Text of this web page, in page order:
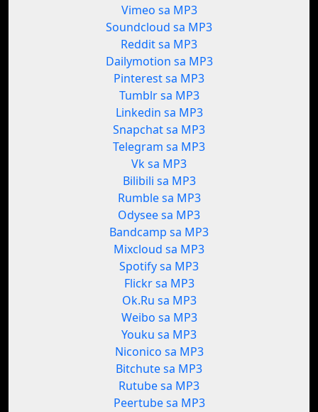
Vimeo sa MP3
Soundcloud sa MP3
Reddit sa MP3
Dailymotion sa MP3
Pinterest sa MP3
Tumblr sa MP3
Linkedin sa MP3
Snapchat sa MP3
Telegram sa MP3
Vk sa MP3
Bilibili sa MP3
Rumble sa MP3
Odysee sa MP3
Bandcamp sa MP3
Mixcloud sa MP3
Spotify sa MP3
Flickr sa MP3
Ok.Ru sa MP3
Weibo sa MP3
Youku sa MP3
Niconico sa MP3
Bitchute sa MP3
Rutube sa MP3
Peertube sa MP3